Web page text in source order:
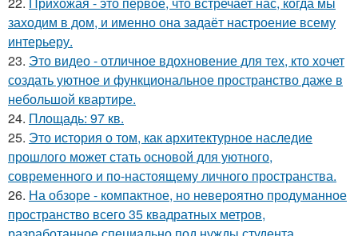
заходим в дом, и именно она задаёт настроение всему
интерьеру.
23. Это видео - отличное вдохновение для тех, кто хочет
создать уютное и функциональное пространство даже в
небольшой квартире.
24. Площадь: 97 кв.
25. Это история о том, как архитектурное наследие
прошлого может стать основой для уютного,
современного и по-настоящему личного пространства.
26. На обзоре - компактное, но невероятно продуманное
пространство всего 35 квадратных метров,